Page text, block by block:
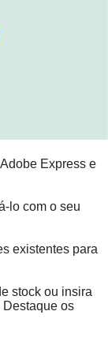
Express e
lo com o seu
existentes para
stock ou insira
Destaque os